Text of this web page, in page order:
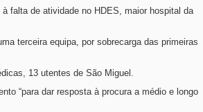
falta de atividade no HDES, maior hospital da
terceira equipa, por sobrecarga das primeiras
13 utentes de São Miguel.
“para dar resposta à procura a médio e longo